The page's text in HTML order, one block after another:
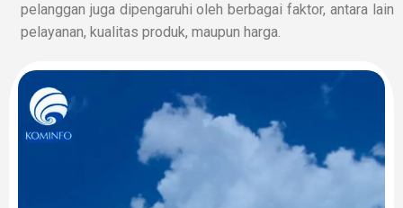
pelanggan juga dipengaruhi oleh berbagai faktor, antara lain
pelayanan, kualitas produk, maupun harga.